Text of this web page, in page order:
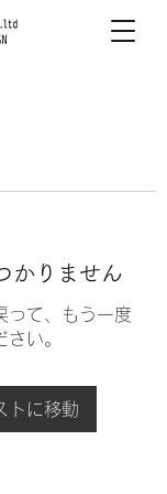
かりません
って、もう一度
さい。
トに移動